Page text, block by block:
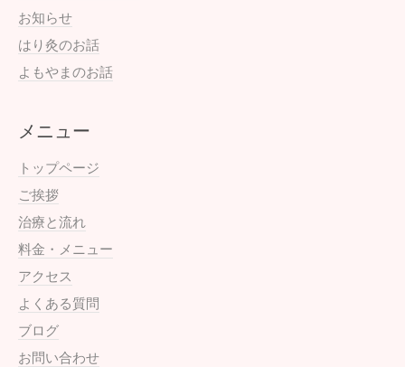
お知らせ
はり灸のお話
よもやまのお話
メニュー
トップページ
ご挨拶
治療と流れ
料金・メニュー
アクセス
よくある質問
ブログ
お問い合わせ